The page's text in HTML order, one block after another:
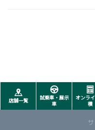
店舗一覧
試乗車・展示
車
オンラ
積